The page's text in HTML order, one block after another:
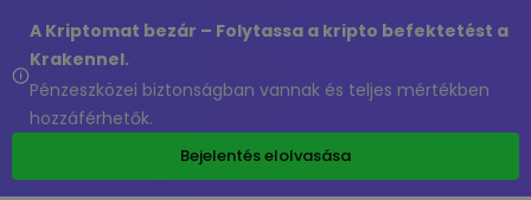
A Kriptomat bezár – Folytassa a kripto befektetést a
Krakennel.
Pénzeszközei biztonságban vannak és teljes mértékben
hozzáférhetők.
Bejelentés elolvasása